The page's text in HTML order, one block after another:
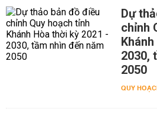
Dự
chỉnh
2030,
2050
QUY